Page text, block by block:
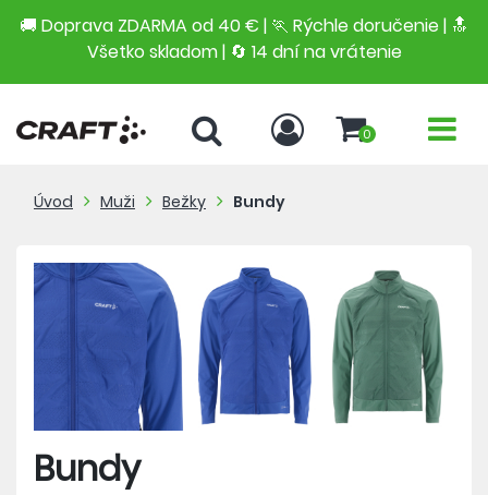
🚚 Doprava ZDARMA od 40 € | 🏃 Rýchle doručenie | 🔝
Všetko skladom | 🔄 14 dní na vrátenie
0
Úvod Muži Bežky Bundy
Bundy